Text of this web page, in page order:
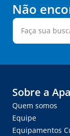
Não
Sobre a
Quem somos
Equipe
Equipamentos